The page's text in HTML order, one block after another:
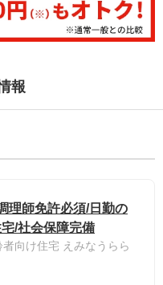
報
理師免許必須/日勤の
/社会保障完備
向け住宅 えみなうらら